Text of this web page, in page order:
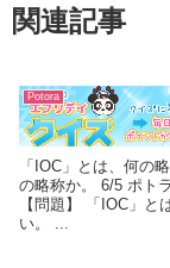
関連記事
Potora
「IOC」とは、何の
の略称か。 6/5 ポト
【問題】 「IOC」
い。 ...